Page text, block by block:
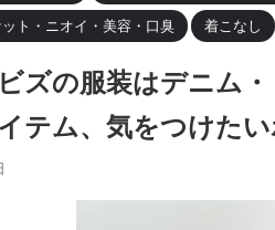
ト・ニオイ・美容・口臭 着こなし
ズの服装はデニム
テム、気をつけた